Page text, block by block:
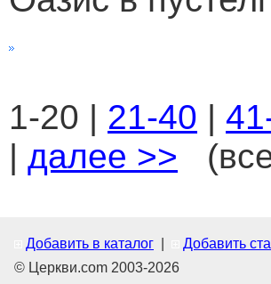
1-20 | 21-40 |
| далее >>
Добавить в каталог Добавить
© Церкви.com 2003-2026